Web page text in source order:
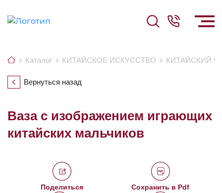
Каталог КИТАЙСКОЕ ИСКУССТВО КИТАЙСКИЙ
Вернуться назад
Ваза с изображением играющих
китайских мальчиков
Поделиться Сохранить в Pdf